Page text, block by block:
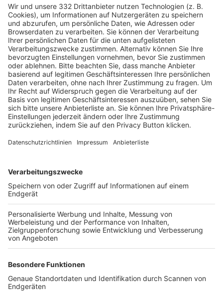
HÄUFIG BESUCHTE SEITEN
Pässe und Vereinswechsel
Trainerausbildung
Schulungsangebot Vereinsmitarbeiter
BFV-Geschäftsstellen
Trainerbörse
Login SpielPlus
FOLGE DEM BFV
TOP-VEREINE
TOP-PARTNER